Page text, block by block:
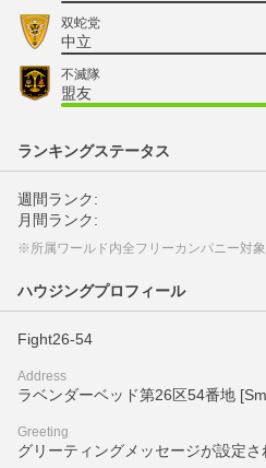
双蛇党
中立
不滅隊
盟友
ランキングステータス
週間ランク:
月間ランク:
※所属ワールド内全フリーカンパニー対象
ハウジングプロフィール
Fight26-54
Address
ラベンダーベッド第26区54番地
Greeting
グリーティングメッセージが設定さ